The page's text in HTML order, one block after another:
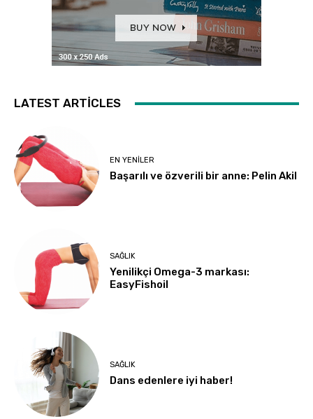
LATEST ARTICLES
EN YENILER
Başarılı ve özverili bir anne: Pelin Akil
SAĞLIK
Yenilikçi Omega-3 markası:
EasyFishoil
SAĞLIK
Dans edenlere iyi haber!